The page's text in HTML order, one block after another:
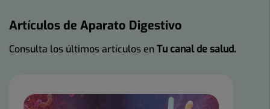
Artículos de Aparato Digestivo
Consulta los últimos artículos enTu canal de salud.